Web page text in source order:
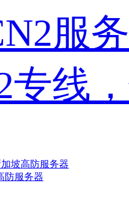
服
专线
坡高防服务器
防服务器